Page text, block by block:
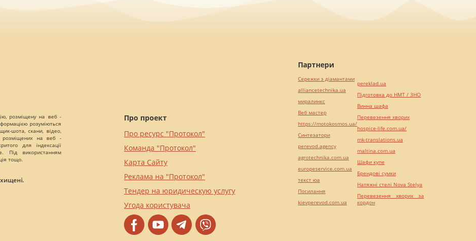
розміщену на веб -
розуміються
шота, скани, відео,
розміщених на веб -
для індексації
Під використанням
тощо.
Про проект
Про ресурс "Протокол"
Команда "Протокол"
Карта Сайту
Реклама на "Протокол"
Тендер на юридическую услугу
Угода користувача
Партнери
Сережки з діамантами
alliancetechnika.ua
миралинкс
Веб мастер
https://motokosmos.ua/
Синтезатори
perevod.agency
agrotechnika.com.ua
europeservice.com.ua
текст юа
Посилання
kievperevod.com.ua
pereklad.ua
Підготовка до НМТ / ЗНО
Винна шафа
Перевезення хворих
hospice-life.com.ua/
mk-translations.ua
maltina.com.ua
Шафи купе
Брендові сумки
Натяжні стелі Nova Stelya
Перевезення хворих за
кордон